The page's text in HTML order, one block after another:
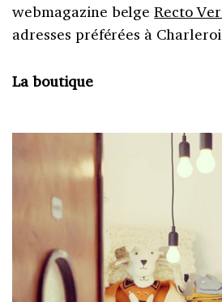
webmagazine belgeRecto
adresses préférées à
La boutique